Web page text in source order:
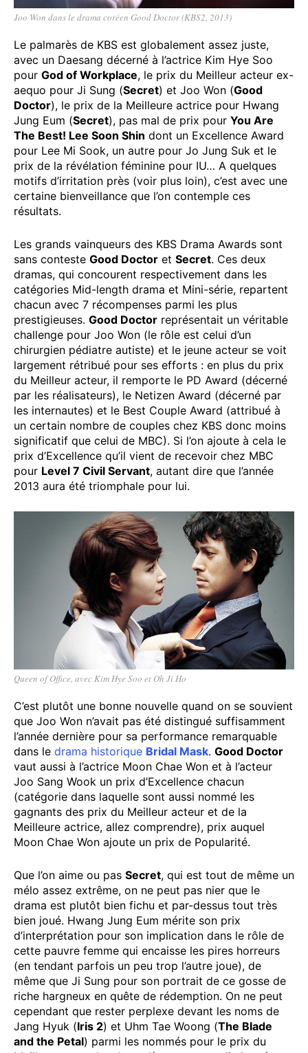
Joo Won dans le drama coréen Good Doctor (KBS2, 2013)
Le palmarès de KBS est globalement assez juste,
avec un Daesang décerné à l’actrice Kim Hye Soo
pour God of Workplace, le prix du Meilleur acteur ex-
aequo pour Ji Sung (Secret) et Joo Won (Good
Doctor), le prix de la Meilleure actrice pour Hwang
Jung Eum (Secret), pas mal de prix pour You Are
The Best! Lee Soon Shin dont un Excellence Award
pour Lee Mi Sook, un autre pour Jo Jung Suk et le
prix de la révélation féminine pour IU… A quelques
motifs d’irritation près (voir plus loin), c’est avec une
certaine bienveillance que l’on contemple ces
résultats.
Les grands vainqueurs des KBS Drama Awards sont
sans conteste Good Doctor et Secret. Ces deux
dramas, qui concourent respectivement dans les
catégories Mid-length drama et Mini-série, repartent
chacun avec 7 récompenses parmi les plus
prestigieuses. Good Doctor représentait un véritable
challenge pour Joo Won (le rôle est celui d’un
chirurgien pédiatre autiste) et le jeune acteur se voit
largement rétribué pour ses efforts : en plus du prix
du Meilleur acteur, il remporte le PD Award (décerné
par les réalisateurs), le Netizen Award (décerné par
les internautes) et le Best Couple Award (attribué à
un certain nombre de couples chez KBS donc moins
significatif que celui de MBC). Si l’on ajoute à cela le
prix d’Excellence qu’il vient de recevoir chez MBC
pour Level 7 Civil Servant, autant dire que l’année
2013 aura été triomphale pour lui.
Queen of Office, avec Kim Hye Soo et Oh Ji Ho
C’est plutôt une bonne nouvelle quand on se souvient
que Joo Won n’avait pas été distingué suffisamment
l’année dernière pour sa performance remarquable
dans le drama historique Bridal Mask. Good Doctor
vaut aussi à l’actrice Moon Chae Won et à l’acteur
Joo Sang Wook un prix d’Excellence chacun
(catégorie dans laquelle sont aussi nommé les
gagnants des prix du Meilleur acteur et de la
Meilleure actrice, allez comprendre), prix auquel
Moon Chae Won ajoute un prix de Popularité.
Que l’on aime ou pas Secret, qui est tout de même un
mélo assez extrême, on ne peut pas nier que le
drama est plutôt bien fichu et par-dessus tout très
bien joué. Hwang Jung Eum mérite son prix
d’interprétation pour son implication dans le rôle de
cette pauvre femme qui encaisse les pires horreurs
(en tendant parfois un peu trop l’autre joue), de
même que Ji Sung pour son portrait de ce gosse de
riche hargneux en quête de rédemption. On ne peut
cependant que rester perplexe devant les noms de
Jang Hyuk (Iris 2) et Uhm Tae Woong (The Blade
and the Petal) parmi les nommés pour le prix du